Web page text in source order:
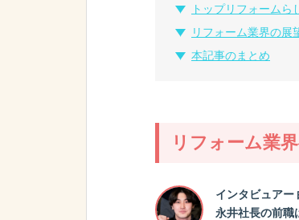
トップリフォームら
リフォーム業界の展
本記事のまとめ
リフォーム業
インタビュアー
永井社長の前職